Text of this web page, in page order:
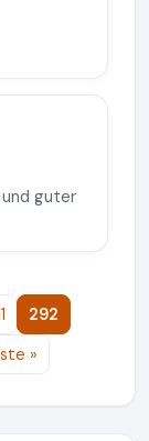
guter
292
»